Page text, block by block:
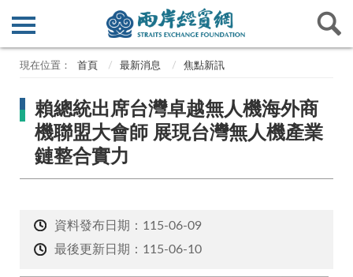
首頁 最新消息 焦點新訊
賴總統出席台灣卓越無人機海外商
機聯盟大會師 展現台灣無人機產業
鏈整合實力
資料發布日期：115-06-09
最後更新日期：115-06-10